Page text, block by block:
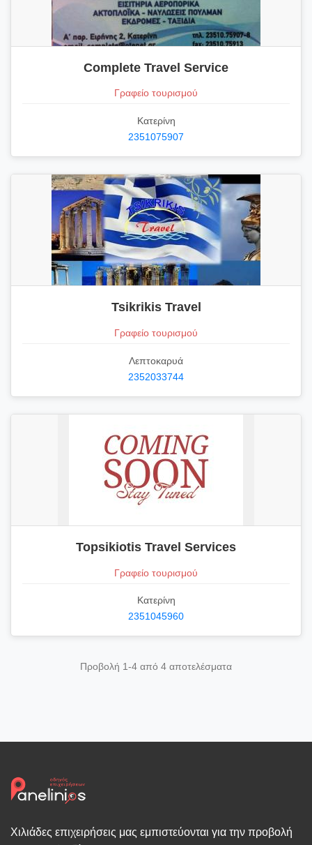
Complete Travel Service
Γραφείο τουρισμού
Κατερίνη
2351075907
Tsikrikis Travel
Γραφείο τουρισμού
Λεπτοκαρυά
2352033744
Topsikiotis Travel Services
Γραφείο τουρισμού
Κατερίνη
2351045960
Προβολή 1-4 από 4 αποτελέσματα
Χιλιάδες επιχειρήσεις μας εμπιστεύονται για την προβολή